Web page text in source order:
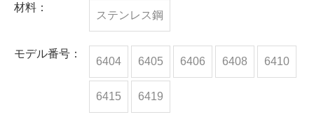
材料：
ステンレス鋼
モデル番号：
6404 6405 6406 6408 6410
6415 6419